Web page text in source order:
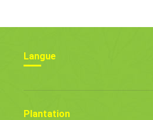
Langue
Plantation